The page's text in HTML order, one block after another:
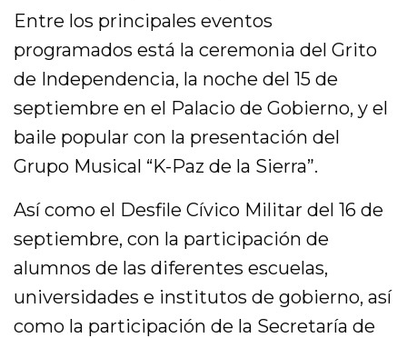
Entre los principales eventos
programados está la ceremonia del Grito
de Independencia, la noche del 15 de
septiembre en el Palacio de Gobierno, y el
baile popular con la presentación del
Grupo Musical “K-Paz de la Sierra”.
Así como el Desfile Cívico Militar del 16 de
septiembre, con la participación de
alumnos de las diferentes escuelas,
universidades e institutos de gobierno, así
como la participación de la Secretaría de